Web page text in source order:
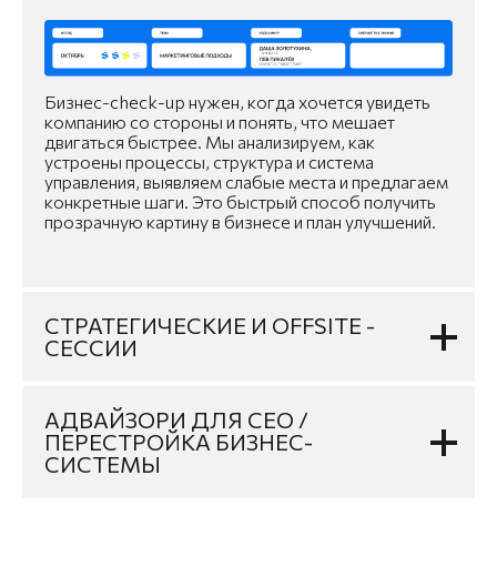
Бизнес-check-up нужен, когда хочется увидеть
компанию со стороны и понять, что мешает
двигаться быстрее. Мы анализируем, как
устроены процессы, структура и система
управления, выявляем слабые места и предлагаем
конкретные шаги. Это быстрый способ получить
прозрачную картину в бизнесе и план улучшений.
СТРАТЕГИЧЕСКИЕ И OFFSITE -
СЕССИИ
АДВАЙЗОРИ ДЛЯ CEO /
ПЕРЕСТРОЙКА БИЗНЕС-
СИСТЕМЫ